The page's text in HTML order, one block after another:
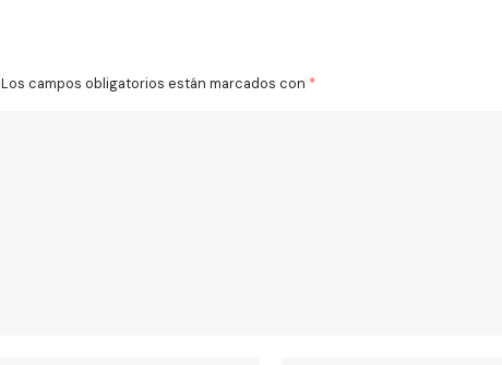
Los campos obligatorios están marcados con *